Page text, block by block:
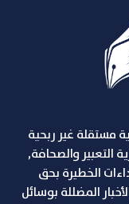
مستقلة غير ربحية
التعبير والصحافة,
الخطيرة بحق
المضللة بوسائل